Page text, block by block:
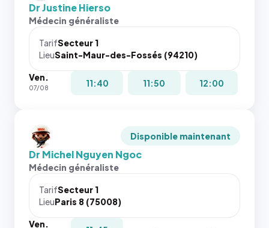
Dr Justine Hierso
Médecin généraliste
TarifSecteur 1
LieuSaint-Maur-des-Fossés (94210)
Ven.
07/08 11:40 11:50 12:00
Disponible maintenant
Dr Michel Nguyen Ngoc
Médecin généraliste
TarifSecteur 1
LieuParis 8 (75008)
Ven.